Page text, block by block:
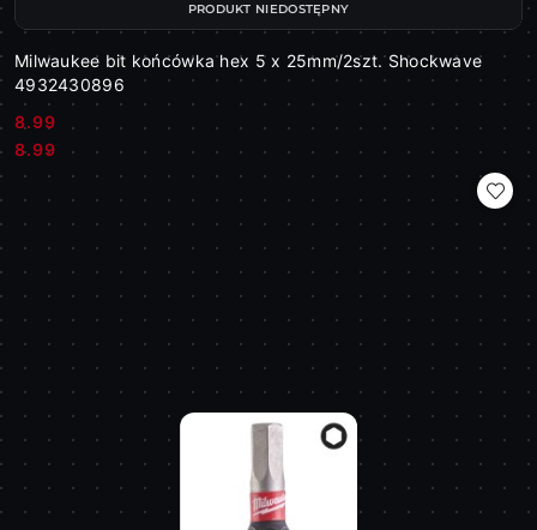
Milwaukee bit końcówka hex 5 x 25mm/2szt. Shockwave
4932430896
Cena:
8.99
Cena:
8.99
PRODUKT NIEDOSTĘPNY